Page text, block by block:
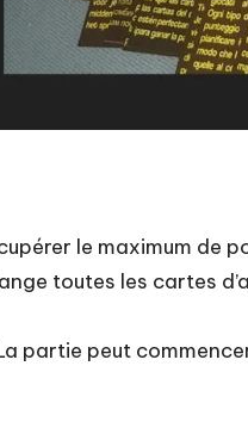
le maximum de
toutes les cartes
partie peut